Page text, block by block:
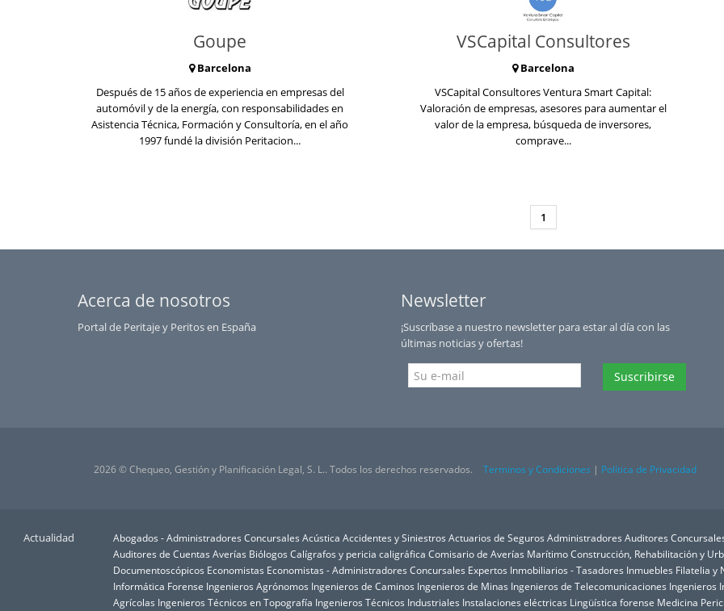
Goupe
Barcelona
Después de 15 años de experiencia en empresas del
automóvil y de la energía, con responsabilidades en
Asistencia Técnica, Formación y Consultoría, en el año
1997 fundé la división Peritacion...
VSCapital Consultores
Barcelona
VSCapital Consultores Ventura Smart Capital:
Valoración de empresas, asesores para aumentar el
valor de la empresa, búsqueda de inversores,
comprave...
1
Acerca de nosotros
Portal de Peritaje y Peritos en España
Newsletter
¡Suscríbase a nuestro newsletter para estar al día con las
últimas noticias y ofertas!
Suscribirse
2026 © Chequeo, Gestión y Planificación Legal, S. L.. Todos los derechos reservados. Terminos y Condiciones | Política de Privacidad
Actualidad Abogados - Administradores Concursales Acústica Accidentes y Siniestros Actuarios de Seguros Administradores Auditores
Auditores de Cuentas Averías Biólogos Calígrafos y pericia caligráfica Comisario de Averías Marítimo Construcción, Rehabilitación y
Documentoscópicos Economistas Economistas - Administradores Concursales Expertos Inmobiliarios - Tasadores Inmuebles Filatelia y
Informática Forense Ingenieros Agrónomos Ingenieros de Caminos Ingenieros de Minas Ingenieros de Telecomunicaciones Ingenieros
Agrícolas Ingenieros Técnicos en Topografía Ingenieros Técnicos Industriales Instalaciones eléctricas Lingüística forense Medicina